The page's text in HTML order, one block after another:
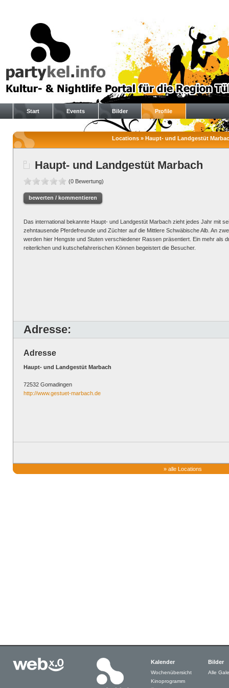
Start Events Bilder Profile
Locations » Haupt- und Landgestüt
Haupt- und Landgestüt Marbach
(0 Bewertung)
bewerten / kommentieren
Das international bekannte Haupt- und Landgestüt Marbach zieht jedes Jahr mit
zehntausende Pferdefreunde und Züchter auf die Mittlere Schwäbische Alb. An
werden hier Hengste und Stuten verschiedener Rassen präsentiert. Ein mehr als
reiterlichen und kutschefahrerischen Können begeistert die Besucher.
Adresse:
Adresse
Haupt- und Landgestüt Marbach
72532 Gomadingen
http://www.gestuet-marbach.de
» alle Locations
Kalender
Wochenübersicht
Kinoprogramm
Bilder
Alle